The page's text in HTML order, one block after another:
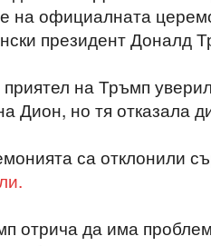
на официалната
президент Доналд
на Тръмп
Дион, но тя отказала
са отклонили
отрича да има